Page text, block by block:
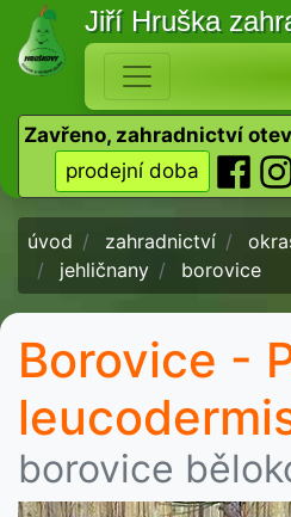
Jiří Hruška
Zavřeno, zahradnictví
prodejní doba
úvod zahradnictví
jehličnany
borovice
Borovice -
borovice